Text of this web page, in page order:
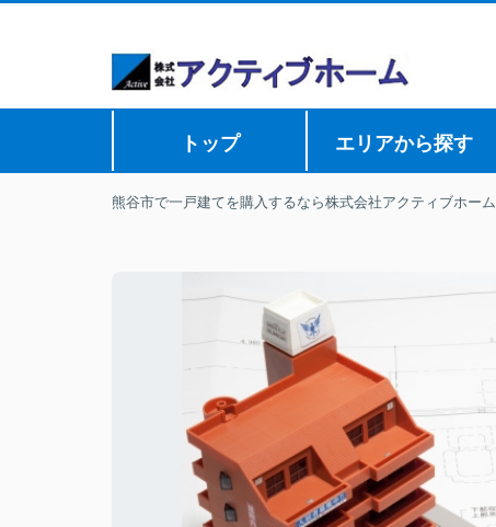
トップ エリアから探す
熊谷市で一戸建てを購入するなら株式会社アクティブホーム